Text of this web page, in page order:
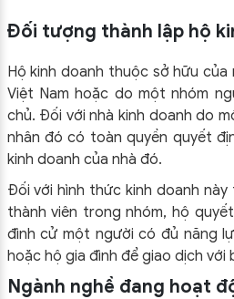
Đối tượng thành lập hộ
Hộ kinh doanh thuộc sở hữu
Việt Nam hoặc do một nhóm
chủ. Đối với nhà kinh doanh do
nhân đó có toàn quyền quyết
kinh doanh của nhà đó.
Đối với hình thức kinh doanh
thành viên trong nhóm, hộ
đình cử một người có đủ năng
hoặc hộ gia đình để giao dịch với
Ngành nghề đang hoạt